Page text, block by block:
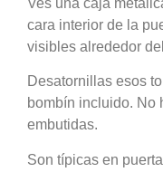
Ves una caja
cara interior de la
visibles alrededor
Desatornillas esos
bombín incluido. No
embutidas.
Son típicas en